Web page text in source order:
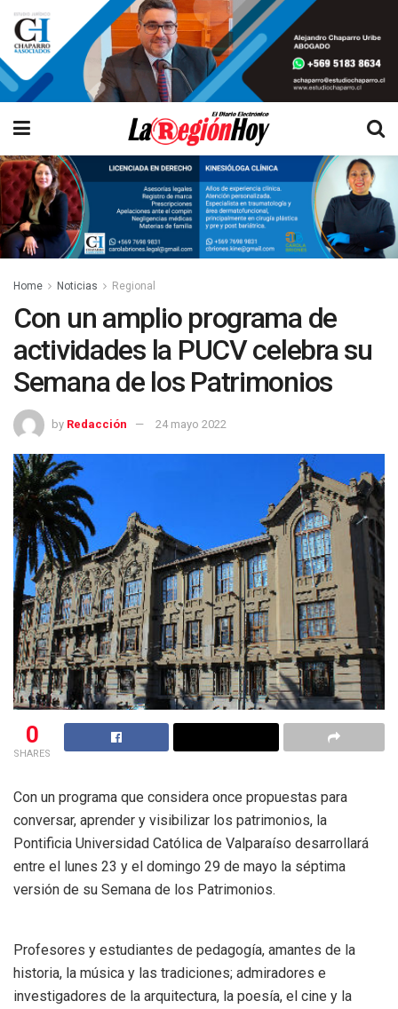
Home Noticias Regional
Con un amplio programa de
actividades la PUCV celebra su
Semana de los Patrimonios
by Redacción 24 mayo 2022
0
SHARES
Con un programa que considera once propuestas para
conversar, aprender y visibilizar los patrimonios, la
Pontificia Universidad Católica de Valparaíso desarrollará
entre el lunes 23 y el domingo 29 de mayo la séptima
versión de su Semana de los Patrimonios.
Profesores y estudiantes de pedagogía, amantes de la
historia, la música y las tradiciones; admiradores e
investigadores de la arquitectura, la poesía, el cine y la